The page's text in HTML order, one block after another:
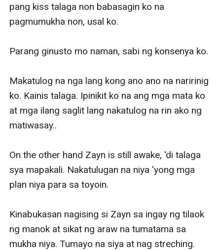
pang kiss talaga non babasagin ko na
pagmumukha non, usal ko.
Parang ginusto mo naman, sabi ng konsenya ko.
Makatulog na nga lang kong ano ano na naririnig
ko. Kainis talaga. Ipinikit ko na ang mga mata ko
at mga ilang saglit lang nakatulog na rin ako ng
matiwasay..
On the other hand Zayn is still awake, 'di talaga
sya mapakali. Nakatulugan na niya 'yong mga
plan niya para sa toyoin.
Kinabukasan nagising si Zayn sa ingay ng tilaok
ng manok at sikat ng araw na tumatama sa
mukha niya. Tumayo na siya at nag streching.